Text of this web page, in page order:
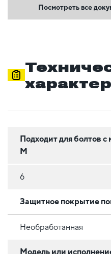
Посмотреть все
Подходит для болтов
М
6
Защитное покрытие
Необработанная
Модель или